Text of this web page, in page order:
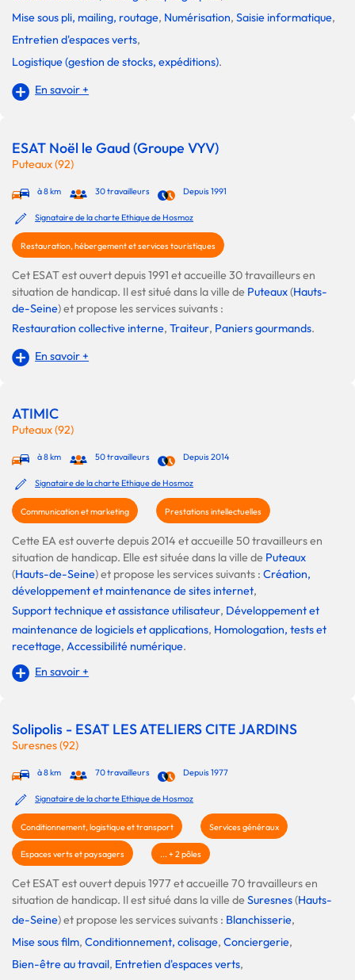
Mise sous pli, mailing, routage, Numérisation, Saisie informatique,
Entretien d'espaces verts,
Logistique (gestion de stocks, expéditions).
En savoir +
ESAT Noël le Gaud (Groupe VYV)
Puteaux (92)
à 8 km 30 travailleurs Depuis 1991
Signataire de la charte Ethique de Hosmoz
Restauration, hébergement et services touristiques
Cet ESAT est ouvert depuis 1991 et accueille 30 travailleurs en
situation de handicap. Il est situé dans la ville de Puteaux(Hauts-
de-Seine) et propose les services suivants :
Restauration collective interne, Traiteur, Paniers gourmands.
En savoir +
ATIMIC
Puteaux (92)
à 8 km 50 travailleurs Depuis 2014
Signataire de la charte Ethique de Hosmoz
Communication et marketing Prestations intellectuelles
Cette EA est ouverte depuis 2014 et accueille 50 travailleurs en
situation de handicap. Elle est située dans la ville de Puteaux
(Hauts-de-Seine) et propose les services suivants : Création,
développement et maintenance de sites internet,
Support technique et assistance utilisateur, Développement et
maintenance de logiciels et applications, Homologation, tests et
recettage, Accessibilité numérique.
En savoir +
Solipolis - ESAT LES ATELIERS CITE JARDINS
Suresnes (92)
à 8 km 70 travailleurs Depuis 1977
Signataire de la charte Ethique de Hosmoz
Conditionnement, logistique et transport Services généraux
Espaces verts et paysagers ... + 2 pôles
Cet ESAT est ouvert depuis 1977 et accueille 70 travailleurs en
situation de handicap. Il est situé dans la ville deSuresnes(Hauts-
de-Seine) et propose les services suivants : Blanchisserie,
Mise sous film, Conditionnement, colisage, Conciergerie,
Bien-être au travail, Entretien d'espaces verts,